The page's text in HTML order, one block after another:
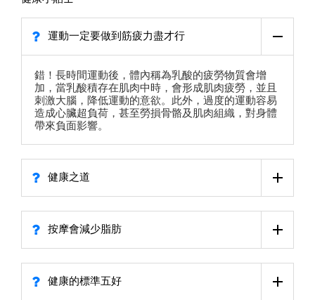
運動一定要做到筋疲力盡才行
錯！長時間運動後，體內稱為乳酸的疲勞物質會增
加，當乳酸積存在肌肉中時，會形成肌肉疲勞，並且
刺激大腦，降低運動的意欲。此外，過度的運動容易
造成心臟超負荷，甚至勞損骨骼及肌肉組織，對身體
帶來負面影響。
健康之道
按摩會減少脂肪
健康的標準五好